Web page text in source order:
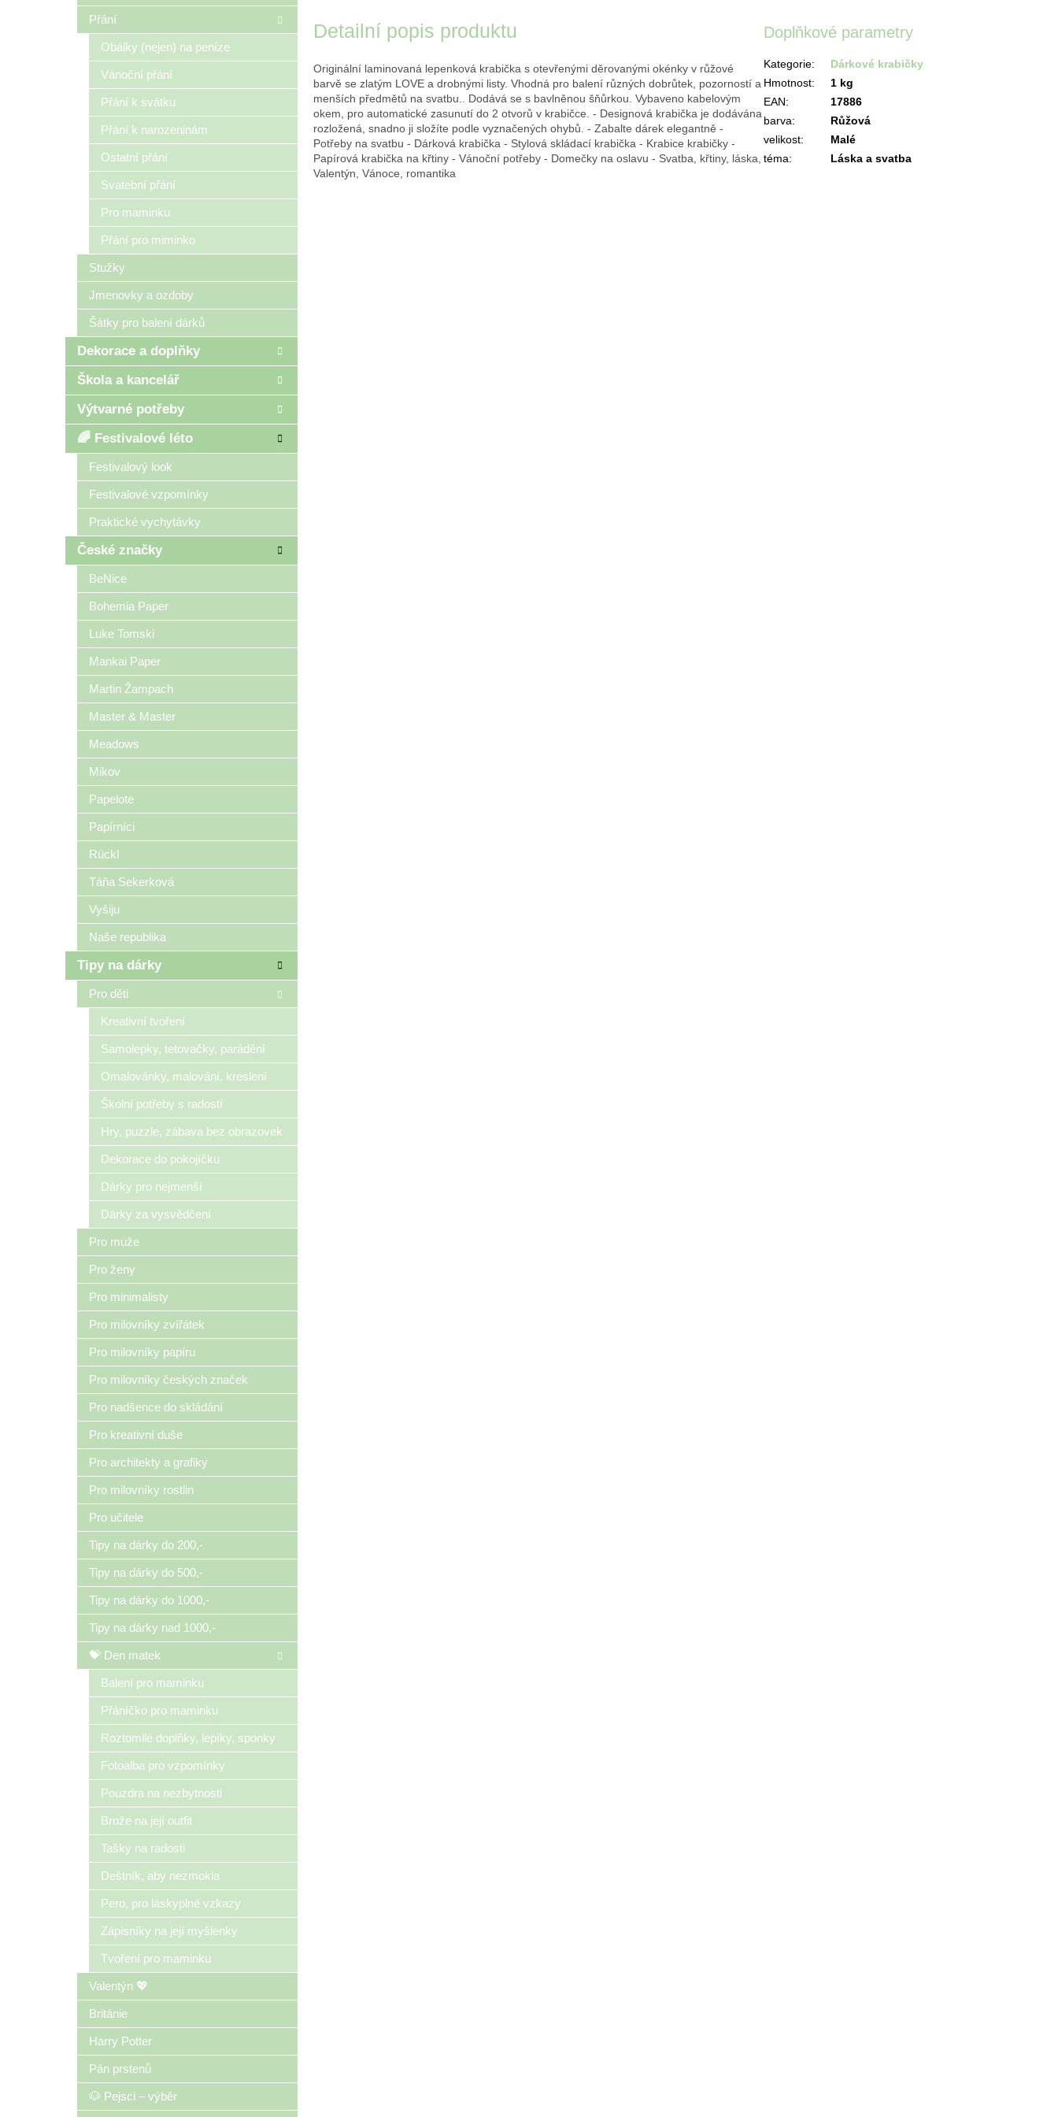
Přání
Obálky (nejen) na peníze
Vánoční přání
Přání k svátku
Přání k narozeninám
Ostatní přání
Svatební přání
Pro maminku
Přání pro miminko
Stužky
Jmenovky a ozdoby
Šátky pro balení dárků
Dekorace a doplňky
Škola a kancelář
Výtvarné potřeby
🌈 Festivalové léto
Festivalový look
Festivalové vzpomínky
Praktické vychytávky
České značky
BeNice
Bohemia Paper
Luke Tomski
Mankai Paper
Martin Žampach
Master & Master
Meadows
Mikov
Papelote
Papírníci
Rückl
Táňa Sekerková
Vyšiju
Naše republika
Tipy na dárky
Pro děti
Kreativní tvoření
Samolepky, tetovačky, parádění
Omalovánky, malování, kreslení
Školní potřeby s radostí
Hry, puzzle, zábava bez obrazovek
Dekorace do pokojíčku
Dárky pro nejmenší
Dárky za vysvědčení
Pro muže
Pro ženy
Pro minimalisty
Pro milovníky zvířátek
Pro milovníky papíru
Pro milovníky českých značek
Pro nadšence do skládání
Pro kreativní duše
Pro architekty a grafiky
Pro milovníky rostlin
Pro učitele
Tipy na dárky do 200,-
Tipy na dárky do 500,-
Tipy na dárky do 1000,-
Tipy na dárky nad 1000,-
💝 Den matek
Balení pro maminku
Přáníčko pro maminku
Roztomilé doplňky, lepíky, sponky
Fotoalba pro vzpomínky
Pouzdra na nezbytnosti
Brože na její outfit
Tašky na radosti
Deštník, aby nezmokla
Pero, pro láskyplné vzkazy
Zápisníky na její myšlenky
Tvoření pro maminku
Valentýn 💖
Británie
Harry Potter
Pán prstenů
🐶 Pejsci – výběr
Detailní popis produktu
Originální laminovaná lepenková krabička s otevřenými děrovanými okénky v růžové
barvě se zlatým LOVE a drobnými listy. Vhodná pro balení různých dobrůtek, pozorností a
menších předmětů na svatbu.. Dodává se s bavlněnou šňůrkou. Vybaveno kabelovým
okem, pro automatické zasunutí do 2 otvorů v krabičce. - Designová krabička je dodávána
rozložená, snadno ji složíte podle vyznačených ohybů. - Zabalte dárek elegantně -
Potřeby na svatbu - Dárková krabička - Stylová skládací krabička - Krabice krabičky -
Papírová krabička na křtiny - Vánoční potřeby - Domečky na oslavu - Svatba, křtiny, láska,
Valentýn, Vánoce, romantika
Doplňkové parametry
Kategorie:
Dárkové krabičky
Hmotnost:
1 kg
EAN:
17886
barva:
Růžová
velikost:
Malé
téma: Láska a svatba